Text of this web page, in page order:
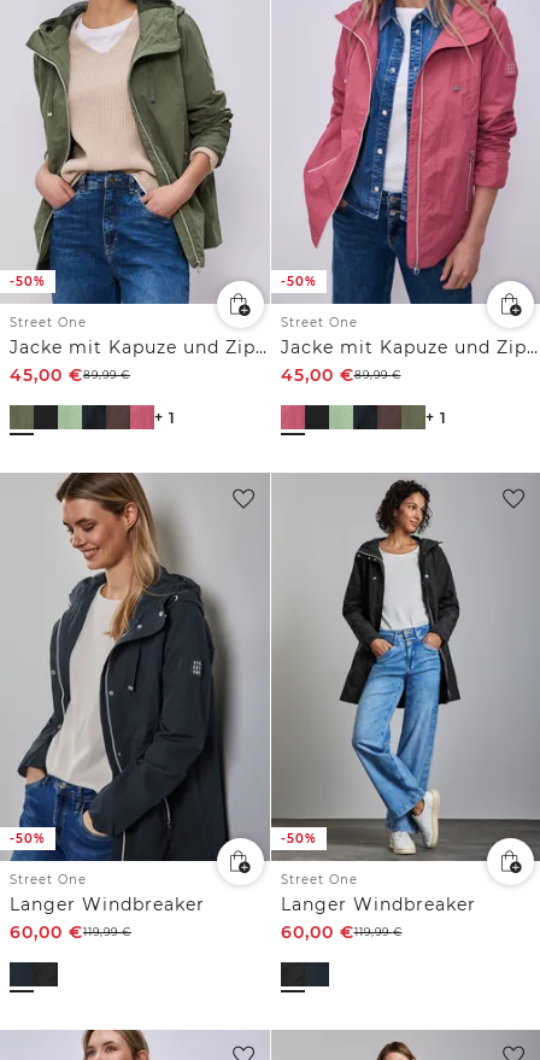
-50%
Street One
Jacke mit Kapuze und Zipper
45,00 €89,99€
+ 1
-50%
Street One
Jacke mit Kapuze und Zipper
45,00 €89,99€
+ 1
-50%
Street One
Langer Windbreaker
60,00 €119,99€
-50%
Street One
Langer Windbreaker
60,00 €119,99€